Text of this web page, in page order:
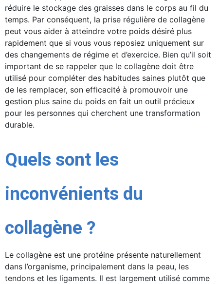
réduire le stockage des graisses dans le corps au fil du
temps. Par conséquent, la prise régulière de collagène
peut vous aider à atteindre votre poids désiré plus
rapidement que si vous vous reposiez uniquement sur
des changements de régime et d’exercice. Bien qu’il soit
important de se rappeler que le collagène doit être
utilisé pour compléter des habitudes saines plutôt que
de les remplacer, son efficacité à promouvoir une
gestion plus saine du poids en fait un outil précieux
pour les personnes qui cherchent une transformation
durable.
Quels sont les
inconvénients du
collagène ?
Le collagène est une protéine présente naturellement
dans l’organisme, principalement dans la peau, les
tendons et les ligaments. Il est largement utilisé comme